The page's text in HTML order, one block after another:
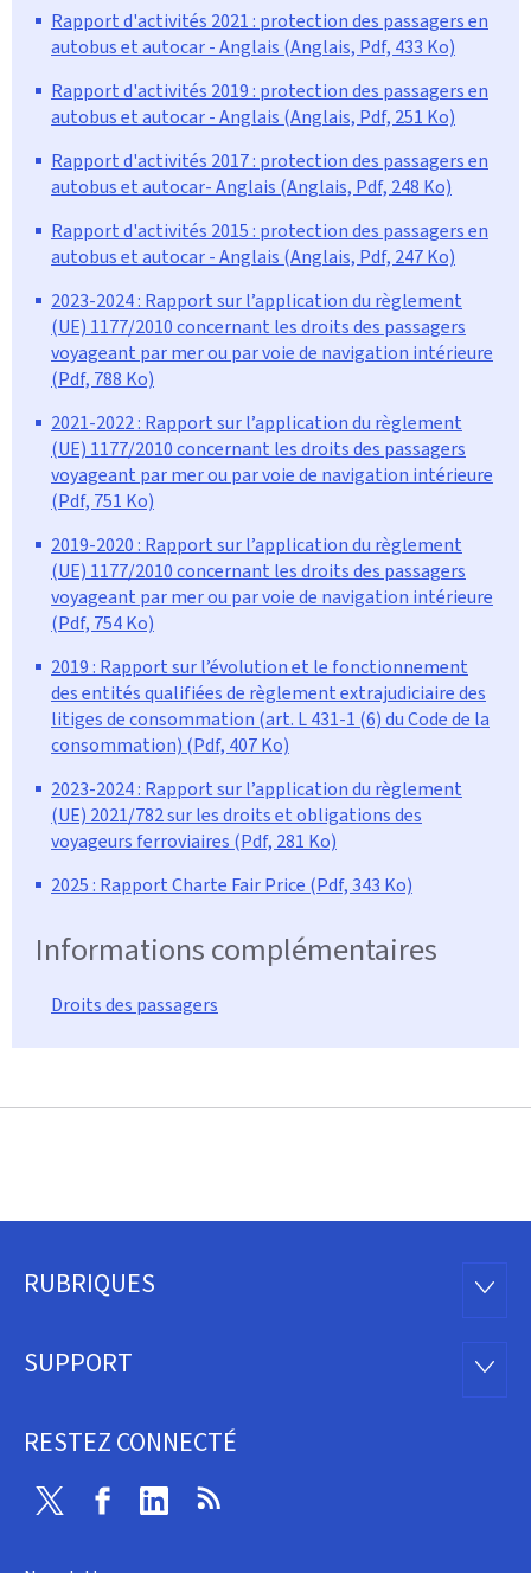
Rapport d'activités 2021 : protection des passagers en
autobus et autocar - Anglais (Anglais, Pdf, 433 Ko)
Rapport d'activités 2019 : protection des passagers en
autobus et autocar - Anglais (Anglais, Pdf, 251 Ko)
Rapport d'activités 2017 : protection des passagers en
autobus et autocar- Anglais (Anglais, Pdf, 248 Ko)
Rapport d'activités 2015 : protection des passagers en
autobus et autocar - Anglais (Anglais, Pdf, 247 Ko)
2023-2024 : Rapport sur l’application du règlement
(UE) 1177/2010 concernant les droits des passagers
voyageant par mer ou par voie de navigation intérieure
(Pdf, 788 Ko)
2021-2022 : Rapport sur l’application du règlement
(UE) 1177/2010 concernant les droits des passagers
voyageant par mer ou par voie de navigation intérieure
(Pdf, 751 Ko)
2019-2020 : Rapport sur l’application du règlement
(UE) 1177/2010 concernant les droits des passagers
voyageant par mer ou par voie de navigation intérieure
(Pdf, 754 Ko)
2019 : Rapport sur l’évolution et le fonctionnement
des entités qualifiées de règlement extrajudiciaire des
litiges de consommation (art. L 431-1 (6) du Code de la
consommation) (Pdf, 407 Ko)
2023-2024 : Rapport sur l’application du règlement
(UE) 2021/782 sur les droits et obligations des
voyageurs ferroviaires (Pdf, 281 Ko)
2025 : Rapport Charte Fair Price (Pdf, 343 Ko)
Informations complémentaires
Droits des passagers
Pied
page
RUBRIQUES
SUPPORT
RESTEZ CONNECTÉ
Twitter FacebookLinkedin